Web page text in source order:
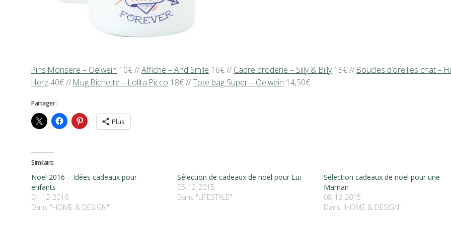
Pins Monsere – Oelwein 10€ //Affiche – And Smile 16€ // Cadre broderie – Silly & Billy 15€ // Boucles d’oreilles chat –
Herz 40€ // Mug Bichette – Lolita Picco 18€ //Tote bag Super – Oelwein 14,50€
Partager :
Plus
Similaire
Noël 2016 – Idées cadeaux pour
enfants
04-12-2016
Dans "HOME & DESIGN"
Sélection de cadeaux de noël pour Lui
05-12-2015
Dans "LIFESTYLE"
Sélection cadeaux de noël pour une
Maman
08-12-2015
Dans "HOME & DESIGN"